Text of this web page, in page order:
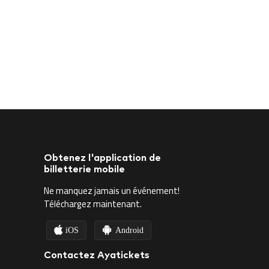
Obtenez l'application de
billetterie mobile
Ne manquez jamais un événement!
Téléchargez maintenant.
iOS Android
Contactez Ayatickets